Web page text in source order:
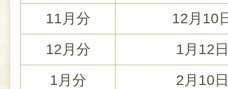
11月分
12月10
12月分
1月12
1月分
2月10